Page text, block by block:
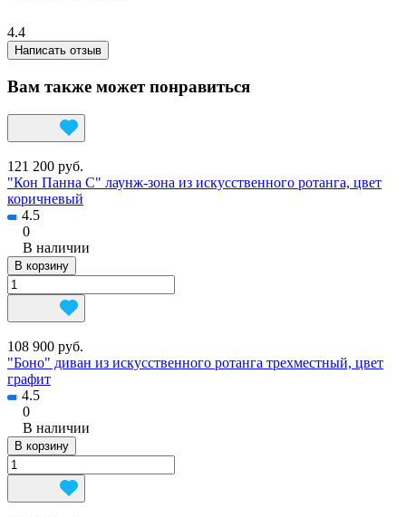
4.4
Написать отзыв
Вам также может понравиться
121 200 руб.
"Кон Панна С" лаунж-зона из искусственного ротанга, цвет
коричневый
4.5
0
В наличии
В корзину
108 900 руб.
"Боно" диван из искусственного ротанга трехместный, цвет
графит
4.5
0
В наличии
В корзину